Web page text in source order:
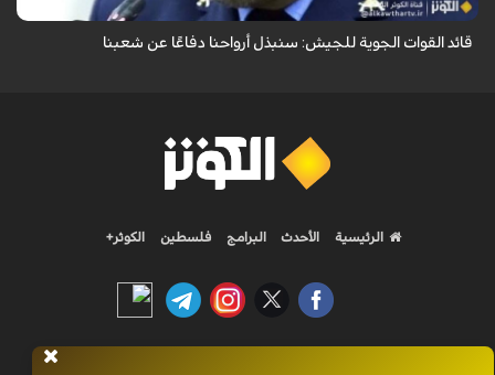
قائد القوات الجوية للجيش: سنبذل أرواحنا دفاعًا عن شعبنا
الرئيسية الأحدث البرامج فلسطين الكوثر+